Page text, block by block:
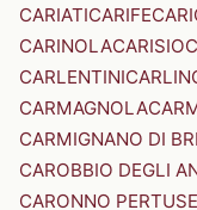
CARIATICARIFE
CARINOLACARISIO
CARLENTINI
CARMAGNOLA
CARMIGNANO DI
CAROBBIO DEGLI
CARONNO